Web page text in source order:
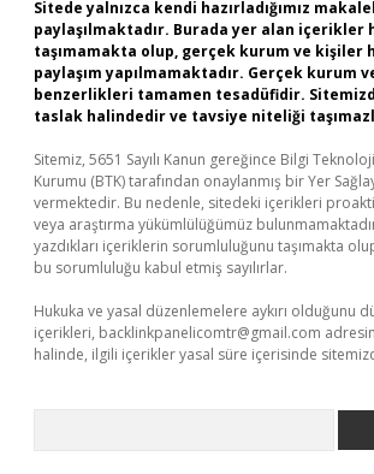
Sitede yalnızca kendi hazırladığımız
paylaşılmaktadır. Burada yer alan içerikler
taşımamakta olup, gerçek kurum ve kişiler
paylaşım yapılmamaktadır. Gerçek kurum
benzerlikleri tamamen tesadüfidir.
taslak halindedir ve tavsiye niteliği
Sitemiz, 5651 Sayılı Kanun gereğince Bilgi
Kurumu (BTK) tarafından onaylanmış bir Yer
vermektedir. Bu nedenle, sitedeki içerikleri
veya araştırma yükümlülüğümüz
yazdıkları içeriklerin sorumluluğunu taşımakta
bu sorumluluğu kabul etmiş sayılırlar.
Hukuka ve yasal düzenlemelere aykırı olduğunu
içerikleri, backlinkpanelicomtr@gmail.com
halinde, ilgili içerikler yasal süre içerisinde